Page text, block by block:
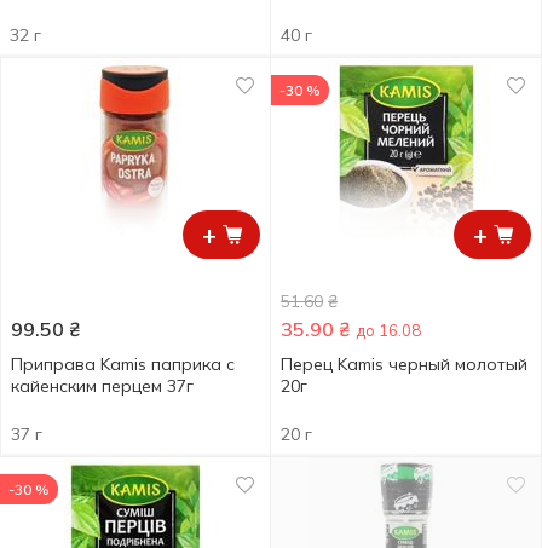
32 г 40 г
+
99.50 ₴
Приправа Kamis паприка с
кайенским перцем 37г
37 г
+
-30 %
51.60 ₴
35.90 ₴ до 16.08
Перец Kamis черный молотый
20г
20 г
-30 %